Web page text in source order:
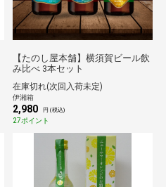
【たのし屋本舗】横須賀ビール飲
み比べ 3本セット
在庫切れ(次回入荷未定)
伊湘箱
2,980 円 (税込)
27ポイント